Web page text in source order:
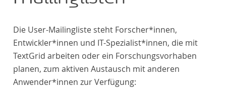
Die User-Mailingliste steht Forscher*innen,
Entwickler*innen und IT-Spezialist*innen, die mit
TextGrid arbeiten oder ein Forschungsvorhaben
planen, zum aktiven Austausch mit anderen
Anwender*innen zur Verfügung: